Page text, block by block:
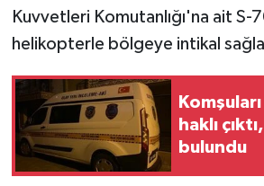
Kuvvetleri Komutanlığı'na ait S-
helikopterle bölgeye intikal
haklı
bulundu